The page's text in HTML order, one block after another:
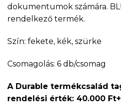
dokumentumok számára.
rendelkező termék.
Szín: fekete, kék, szürke
Csomagolás: 6 db/csomag
A Durable termékcsalád
rendelési érték: 40.000